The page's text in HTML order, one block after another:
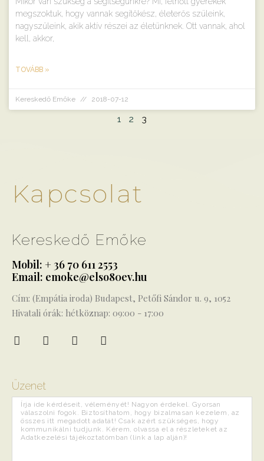
megszoktuk, hogy vannak segítőkész, életerős szüleink,
nagyszüleink, akik aktív részei az életünknek. Ott vannak, ahol
kell, akkor,
TOVÁBB »
Kereskedő Emőke 2018-07-12
1 2 3
Kapcsolat
Kereskedő Emőke
Mobil: + 36 70 611 2553
Email: emoke@elso80ev.hu
Cím: (Empátia iroda) Budapest, Petőfi Sándor u. 9, 1052
Hivatali órák: hétköznap: 09:00 - 17:00
Üzenet